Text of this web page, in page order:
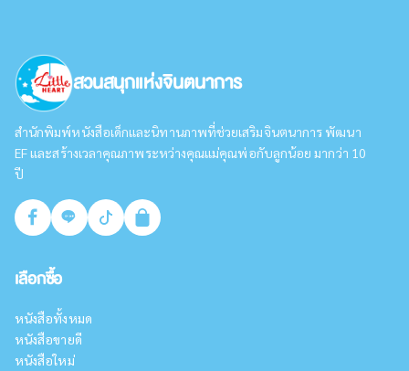
สวนสนุกแห่งจินตนาการ
สำนักพิมพ์หนังสือเด็กและนิทานภาพที่ช่วยเสริมจินตนาการ พัฒนา
EF และสร้างเวลาคุณภาพระหว่างคุณแม่คุณพ่อกับลูกน้อย มากว่า 10
ปี
เลือกซื้อ
หนังสือทั้งหมด
หนังสือขายดี
หนังสือใหม่